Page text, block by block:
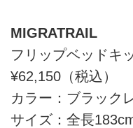
MIGRATRAIL
フリップベッドキ
¥62,150（税込）
カラー：ブラック
サイズ：全長